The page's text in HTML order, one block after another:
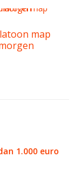
map
1.000 euro